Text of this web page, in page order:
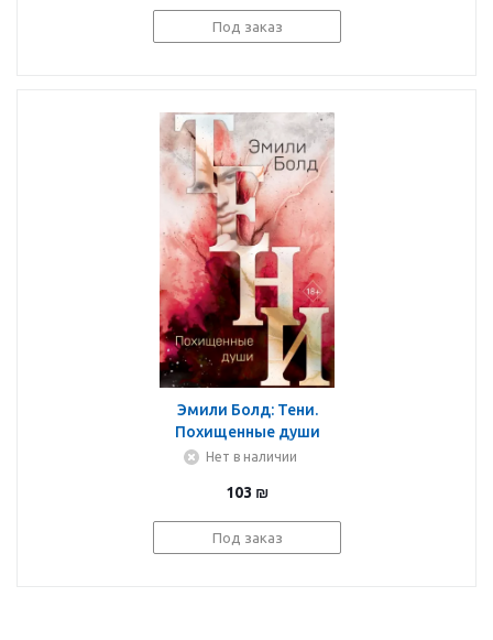
Под заказ
Эмили Болд: Тени.
Похищенные души
Нет в наличии
103 ₪
Под заказ